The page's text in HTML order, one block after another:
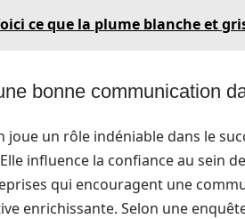
ce que la plume blanche et
bonne communication
joue un rôle indéniable dans le
influence la confiance au sein
qui encouragent une
enrichissante. Selon une